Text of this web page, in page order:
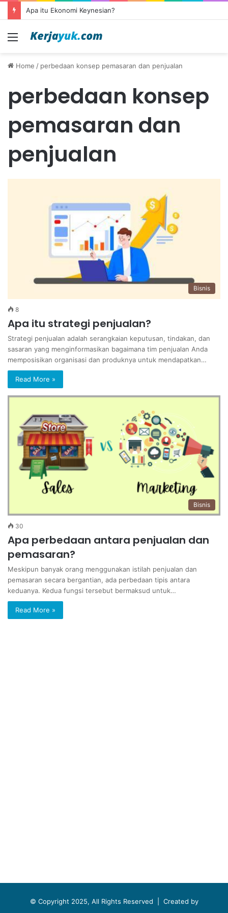
Apa itu Ekonomi Keynesian?
Menu
Home / perbedaan konsep pemasaran dan penjualan
perbedaan konsep
pemasaran dan
penjualan
Bisnis
8
Apa itu strategi penjualan?
Strategi penjualan adalah serangkaian keputusan, tindakan, dan
sasaran yang menginformasikan bagaimana tim penjualan Anda
memposisikan organisasi dan produknya untuk mendapatkan…
Read More »
Bisnis
30
Apa perbedaan antara penjualan dan
pemasaran?
Meskipun banyak orang menggunakan istilah penjualan dan
pemasaran secara bergantian, ada perbedaan tipis antara
keduanya. Kedua fungsi tersebut bermaksud untuk…
Read More »
© Copyright 2025, All Rights Reserved | Created by